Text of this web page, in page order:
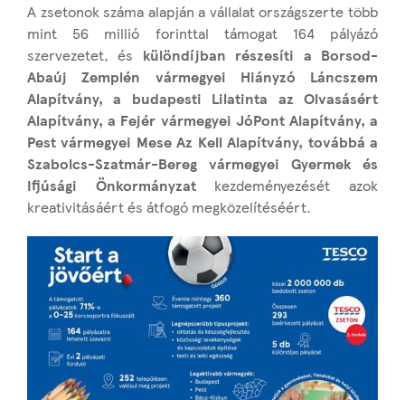
A zsetonok száma alapján a vállalat országszerte több
mint 56 millió forinttal támogat 164 pályázó
szervezetet, és különdíjban részesíti a Borsod-
Abaúj Zemplén vármegyei Hiányzó Láncszem
Alapítvány, a budapesti Lilatinta az Olvasásért
Alapítvány, a Fejér vármegyei JóPont Alapítvány, a
Pest vármegyei Mese Az Kell Alapítvány, továbbá a
Szabolcs-Szatmár-Bereg vármegyei Gyermek és
Ifjúsági Önkormányzatkezdeményezését azok
kreativitásáért és átfogó megközelítéséért.